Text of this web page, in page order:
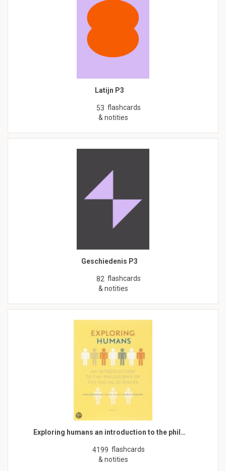
Latijn P3
53 flashcards
& notities
Geschiedenis P3
82 flashcards
& notities
Exploring humans an introduction to the phil…
4199 flashcards
& notities